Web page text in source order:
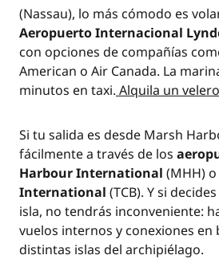
(Nassau), lo más cómodo es
Aeropuerto Internacional
con opciones de compañías
American o Air Canada. La
minutos en taxi. Alquila un
Si tu salida es desde Marsh
fácilmente a través de los
Harbour International (MHH) o
International (TCB). Y si
isla, no tendrás inconveniente:
vuelos internos y conexiones en
distintas islas del archipiélago.